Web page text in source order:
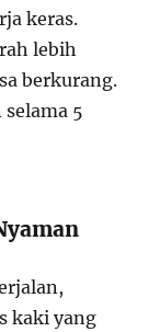
keras.
lebih
berkurang.
5
kaki yang